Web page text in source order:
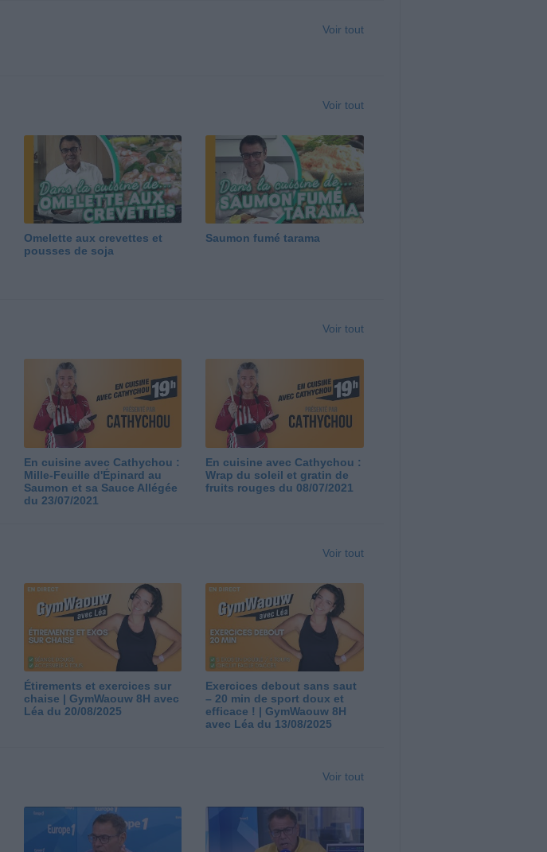
Voir tout
Voir tout
Omelette aux crevettes et
pousses de soja
Saumon fumé tarama
Voir tout
En cuisine avec Cathychou :
Mille-Feuille d'Épinard au
Saumon et sa Sauce Allégée
du 23/07/2021
En cuisine avec Cathychou :
Wrap du soleil et gratin de
fruits rouges du 08/07/2021
Voir tout
Étirements et exercices sur
chaise | GymWaouw 8H avec
Léa du 20/08/2025
Exercices debout sans saut
– 20 min de sport doux et
efficace ! | GymWaouw 8H
avec Léa du 13/08/2025
Voir tout